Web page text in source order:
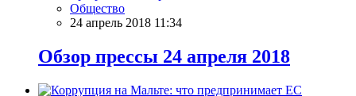
Общество
24 апрель 2018 11:34
Обзор прессы 24 апреля 2018